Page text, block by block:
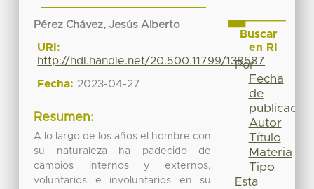
Pérez Chávez, Jesús Alberto
URI:
http://hdl.handle.net/20.500.11799/138587
Fecha: 2023-04-27
Resumen:
A lo largo de los años el hombre con
su naturaleza ha padecido de
cambios internos y externos,
voluntarios e involuntarios en su
Buscar
en RI
Por
Fecha
de
publicación
Autor
Título
Materia
Tipo
Esta